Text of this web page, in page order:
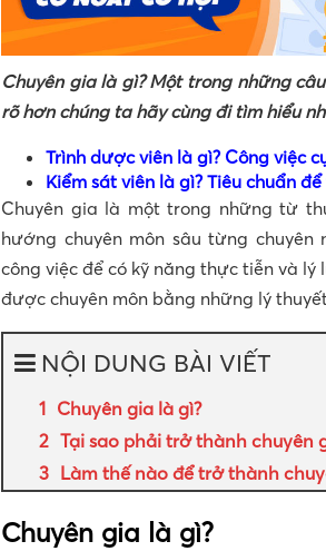
Chuyên gia là gì? Một trong những
rõ hơn chúng ta hãy cùng đi tìm hiểu
Trình dược viên là gì? Công việc
Kiểm sát viên là gì? Tiêu chuẩn
Chuyên gia là một trong những từ
hướng chuyên môn sâu từng
công việc để có kỹ năng thực tiễn và lý
được chuyên môn bằng những lý
NỘI DUNG BÀI VIẾT
Chuyên gia là gì?
Tại sao phải trở thành chuyên
Làm thế nào để trở thành
Chuyên gia là gì?